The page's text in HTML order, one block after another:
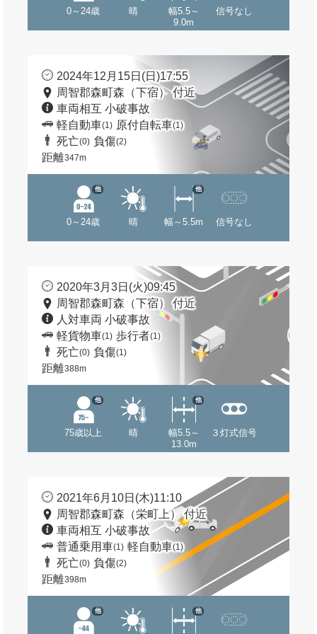
0～24歳 晴
幅5.5～
9.0m
信号なし
2024年12月15日(日)17:55
周智郡森町森（下宿） 付近
車両相互 小破事故
軽自動車(1) 原付自転車(1)
死亡(0) 負傷(2)
距離347m
0～24歳
他
晴 幅～5.5m
他
信号なし
2020年3月3日(火)09:45
周智郡森町森（下宿） 付近
人対車両 小破事故
軽貨物車(1) 歩行者(1)
死亡(0) 負傷(1)
距離388m
75歳以上
他
晴
幅5.5～
13.0m
他
３灯式信号
2021年6月10日(木)11:10
周智郡森町森（栄町上） 付近
車両相互 小破事故
普通乗用車(1) 軽自動車(1)
死亡(0) 負傷(2)
距離398m
他 他